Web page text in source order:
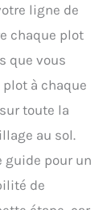
ligne de
chaque plot
que vous
à chaque
toute la
au sol.
guide pour un
de